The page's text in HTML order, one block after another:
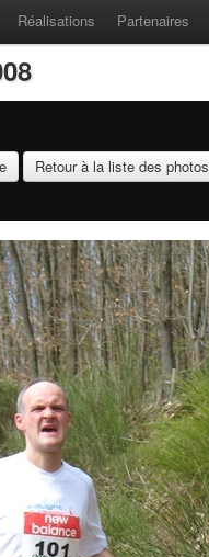
Réalisations Partenaires
Retour à la liste des photos